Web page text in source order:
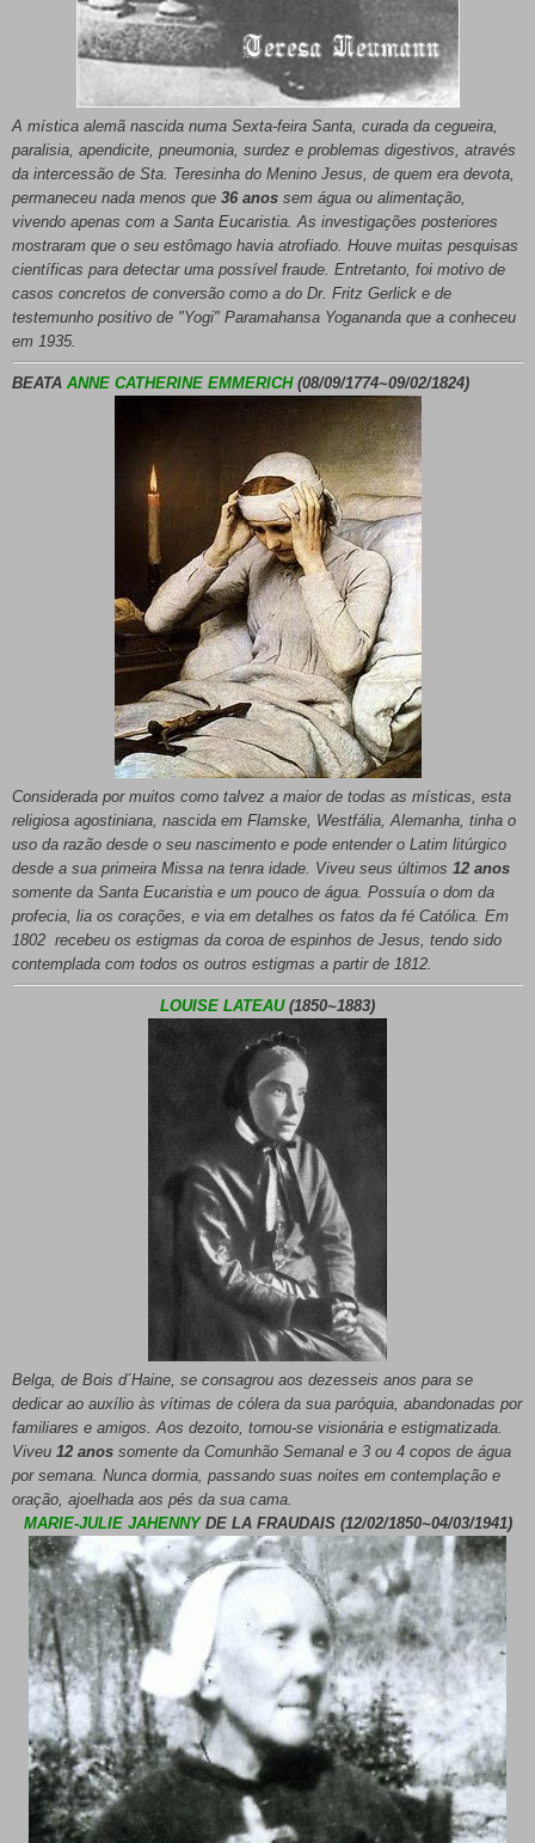
A mística alemã nascida numa Sexta-feira Santa, curada da cegueira,
paralisia, apendicite, pneumonia, surdez e problemas digestivos, através
da intercessão de Sta. Teresinha do Menino Jesus, de quem era devota,
permaneceu nada menos que 36 anos sem água ou alimentação,
vivendo apenas com a Santa Eucaristia. As investigações posteriores
mostraram que o seu estômago havia atrofiado. Houve muitas pesquisas
científicas para detectar uma possível fraude. Entretanto, foi motivo de
casos concretos de conversão como a do Dr. Fritz Gerlick e de
testemunho positivo de "Yogi" Paramahansa Yogananda que a conheceu
em 1935.
BEATA ANNE CATHERINE EMMERICH(08/09/1774~09/02/1824)
Considerada por muitos como talvez a maior de todas as místicas, esta
religiosa agostiniana, nascida em Flamske, Westfália, Alemanha, tinha o
uso da razão desde o seu nascimento e pode entender o Latim litúrgico
desde a sua primeira Missa na tenra idade. Viveu seus últimos 12 anos
somente da Santa Eucaristia e um pouco de água. Possuía o dom da
profecia, lia os corações, e via em detalhes os fatos da fé Católica. Em
1802 recebeu os estigmas da coroa de espinhos de Jesus, tendo sido
contemplada com todos os outros estigmas a partir de 1812.
LOUISE LATEAU (1850~1883)
Belga, de Bois d´Haine, se consagrou aos dezesseis anos para se
dedicar ao auxílio às vítimas de cólera da sua paróquia, abandonadas por
familiares e amigos. Aos dezoito, tornou-se visionária e estigmatizada.
Viveu 12 anos somente da Comunhão Semanal e 3 ou 4 copos de água
por semana. Nunca dormia, passando suas noites em contemplação e
oração, ajoelhada aos pés da sua cama.
MARIE-JULIE JAHENNY DE LA FRAUDAIS (12/02/1850~04/03/1941)